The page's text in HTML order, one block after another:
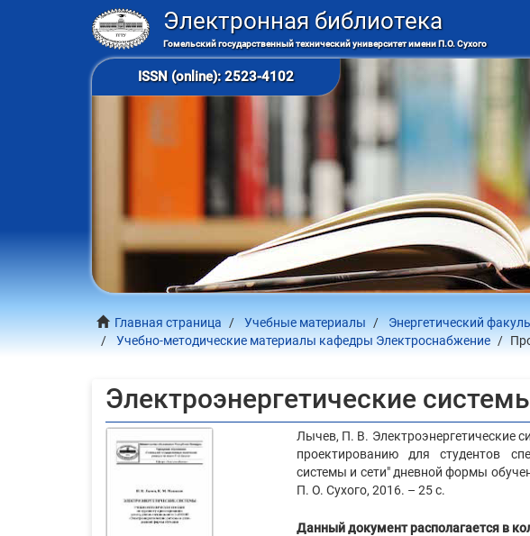
Электронная библиотека
Гомельский государственный технический университет имени П.О. Сухого
ISSN (online): 2523-4102
Главная страница Учебные материалы Энергетический
Учебно-методические материалы кафедры Электроснабжение
Электроэнергетические
Лычев, П. В. Электроэнергетические
проектированию для студентов
системы и сети" дневной формы
П. О. Сухого, 2016. – 25 с.
Данный документ располагается в